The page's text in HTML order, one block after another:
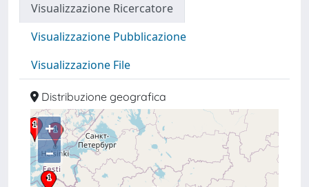
Visualizzazione Ricercatore
Visualizzazione Pubblicazione
Visualizzazione File
Distribuzione geografica
+
–